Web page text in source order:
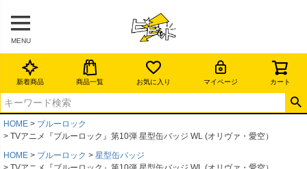
MENU
新着商品 商品一覧 お気に入り マイページ カート
HOME
ブルーロック
TVアニメ『ブルーロック』第10弾 星型缶バッジ WL (オリヴァ・愛空）
HOME
ブルーロック
星型缶バッジ